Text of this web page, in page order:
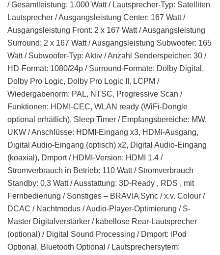
/ Gesamtleistung: 1.000 Watt / Lautsprecher-Typ: Satelliten
Lautsprecher / Ausgangsleistung Center: 167 Watt /
Ausgangsleistung Front: 2 x 167 Watt / Ausgangsleistung
Surround: 2 x 167 Watt / Ausgangsleistung Subwoofer: 165
Watt / Subwoofer-Typ: Aktiv / Anzahl Senderspeicher: 30 /
HD-Format: 1080/24p / Surround-Formate: Dolby Digital,
Dolby Pro Logic, Dolby Pro Logic II, LCPM /
Wiedergabenorm: PAL, NTSC, Progressive Scan /
Funktionen: HDMI-CEC, WLAN ready (WiFi-Dongle
optional erhätlich), Sleep Timer / Empfangsbereiche: MW,
UKW / Anschlüsse: HDMI-Eingang x3, HDMI-Ausgang,
Digital Audio-Eingang (optisch) x2, Digital Audio-Eingang
(koaxial), Dmport / HDMI-Version: HDMI 1.4 /
Stromverbrauch in Betrieb: 110 Watt / Stromverbrauch
Standby: 0,3 Watt / Ausstattung: 3D-Ready , RDS , mit
Fernbedienung / Sonstiges – BRAVIA Sync / x.v. Colour /
DCAC / Nachtmodus / Audio-Player-Optimierung / S-
Master Digitalverstärker / kabellose Rear-Lautsprecher
(optional) / Digital Sound Processing / Dmport: iPod
Optional, Bluetooth Optional / Lautsprechersytem: